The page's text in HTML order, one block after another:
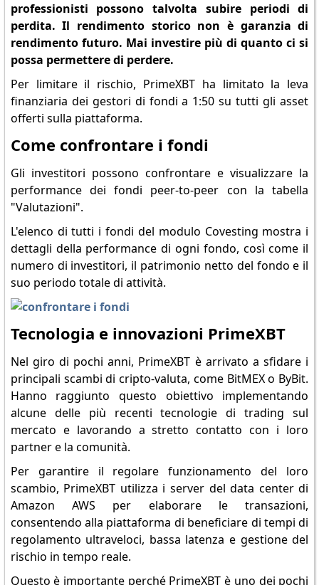
professionisti possono talvolta subire periodi di
perdita. Il rendimento storico non è garanzia di
rendimento futuro. Mai investire più di quanto ci si
possa permettere di perdere.
Per limitare il rischio, PrimeXBT ha limitato la leva
finanziaria dei gestori di fondi a 1:50 su tutti gli asset
offerti sulla piattaforma.
Come confrontare i fondi
Gli investitori possono confrontare e visualizzare la
performance dei fondi peer-to-peer con la tabella
"Valutazioni".
L'elenco di tutti i fondi del modulo Covesting mostra i
dettagli della performance di ogni fondo, così come il
numero di investitori, il patrimonio netto del fondo e il
suo periodo totale di attività.
Tecnologia e innovazioni PrimeXBT
Nel giro di pochi anni, PrimeXBT è arrivato a sfidare i
principali scambi di cripto-valuta, come BitMEX o ByBit.
Hanno raggiunto questo obiettivo implementando
alcune delle più recenti tecnologie di trading sul
mercato e lavorando a stretto contatto con i loro
partner e la comunità.
Per garantire il regolare funzionamento del loro
scambio, PrimeXBT utilizza i server del data center di
Amazon AWS per elaborare le transazioni,
consentendo alla piattaforma di beneficiare di tempi di
regolamento ultraveloci, bassa latenza e gestione del
rischio in tempo reale.
Questo è importante perché PrimeXBT è uno dei pochi